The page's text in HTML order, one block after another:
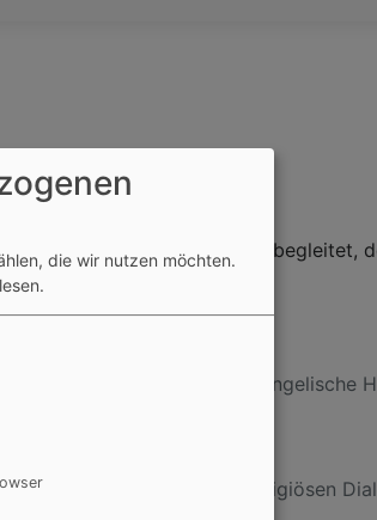
2008 von einem Beirat begleitet,
Religionswissenschaft, Evangelische
Referat für den Interreligiösen
die wir nutzen möchten.
lesen.